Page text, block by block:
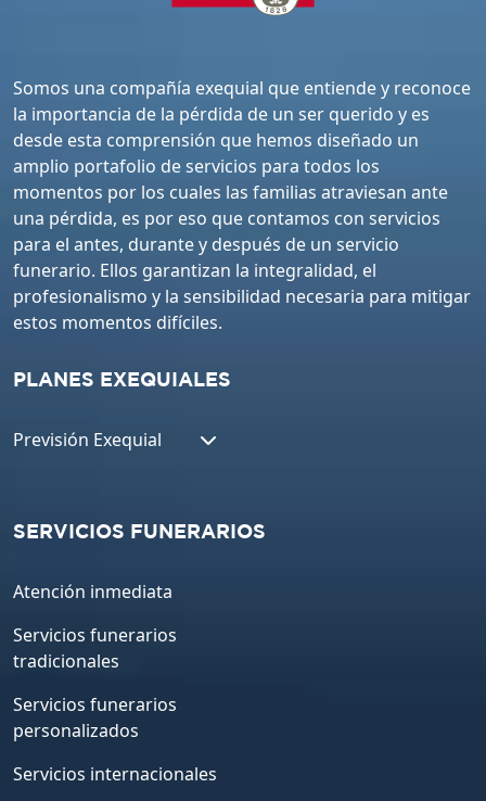
Somos una compañía exequial que entiende y reconoce
la importancia de la pérdida de un ser querido y es
desde esta comprensión que hemos diseñado un
amplio portafolio de servicios para todos los
momentos por los cuales las familias atraviesan ante
una pérdida, es por eso que contamos con servicios
para el antes, durante y después de un servicio
funerario. Ellos garantizan la integralidad, el
profesionalismo y la sensibilidad necesaria para mitigar
estos momentos difíciles.
PLANES EXEQUIALES
Previsión Exequial
SERVICIOS FUNERARIOS
Atención inmediata
Servicios funerarios
tradicionales
Servicios funerarios
personalizados
Servicios internacionales